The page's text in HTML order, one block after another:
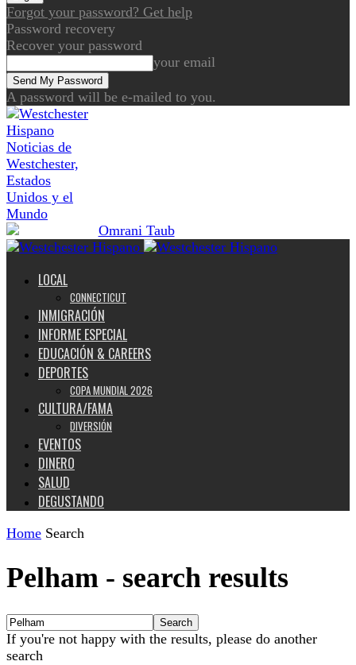
Forgot your password? Get help
Password recovery
Recover your password
your email
A password will be e-mailed to you.
Noticias de
Westchester,
Estados
Unidos y el
Mundo
LOCAL
CONNECTICUT
INMIGRACIÓN
INFORME ESPECIAL
EDUCACIÓN & CAREERS
DEPORTES
COPA MUNDIAL 2026
CULTURA/FAMA
DIVERSIÓN
EVENTOS
DINERO
SALUD
DEGUSTANDO
Home Search
Pelham - search results
If you're not happy with the results, please do another
search